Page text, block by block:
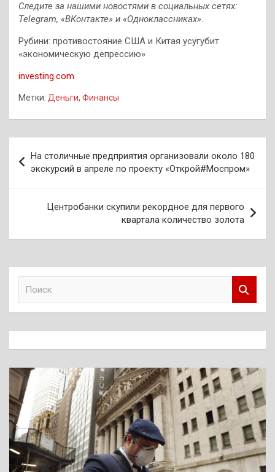
Следите за нашими новостями в социальных сетях:
Telegram, «ВКонтакте» и «Одноклассниках».
Рубини: противостояние США и Китая усугубит
«экономическую депрессию»
investing.com
Метки: Деньги, Финансы
по
записям
На столичные предприятия организовали около 180
экскурсий в апреле по проекту «Открой#Моспром»
Центробанки скупили рекордное для первого
квартала количество золота
к